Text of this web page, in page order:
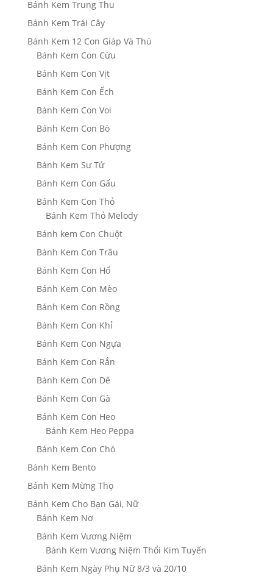
Bánh Kem Trung Thu
Bánh Kem Trái Cây
Bánh Kem 12 Con Giáp Và Thú
Bánh Kem Con Cừu
Bánh Kem Con Vịt
Bánh Kem Con Ếch
Bánh Kem Con Voi
Bánh Kem Con Bò
Bánh Kem Con Phượng
Bánh Kem Sư Tử
Bánh Kem Con Gấu
Bánh Kem Con Thỏ
Bánh Kem Thỏ Melody
Bánh kem Con Chuột
Bánh Kem Con Trâu
Bánh Kem Con Hổ
Bánh Kem Con Mèo
Bánh Kem Con Rồng
Bánh Kem Con Khỉ
Bánh Kem Con Ngựa
Bánh Kem Con Rắn
Bánh Kem Con Dê
Bánh Kem Con Gà
Bánh Kem Con Heo
Bánh Kem Heo Peppa
Bánh Kem Con Chó
Bánh Kem Bento
Bánh Kem Mừng Thọ
Bánh Kem Cho Bạn Gái, Nữ
Bánh Kem Nơ
Bánh Kem Vương Niệm
Bánh Kem Vương Niệm Thổi Kim Tuyến
Bánh Kem Ngày Phụ Nữ 8/3 và 20/10